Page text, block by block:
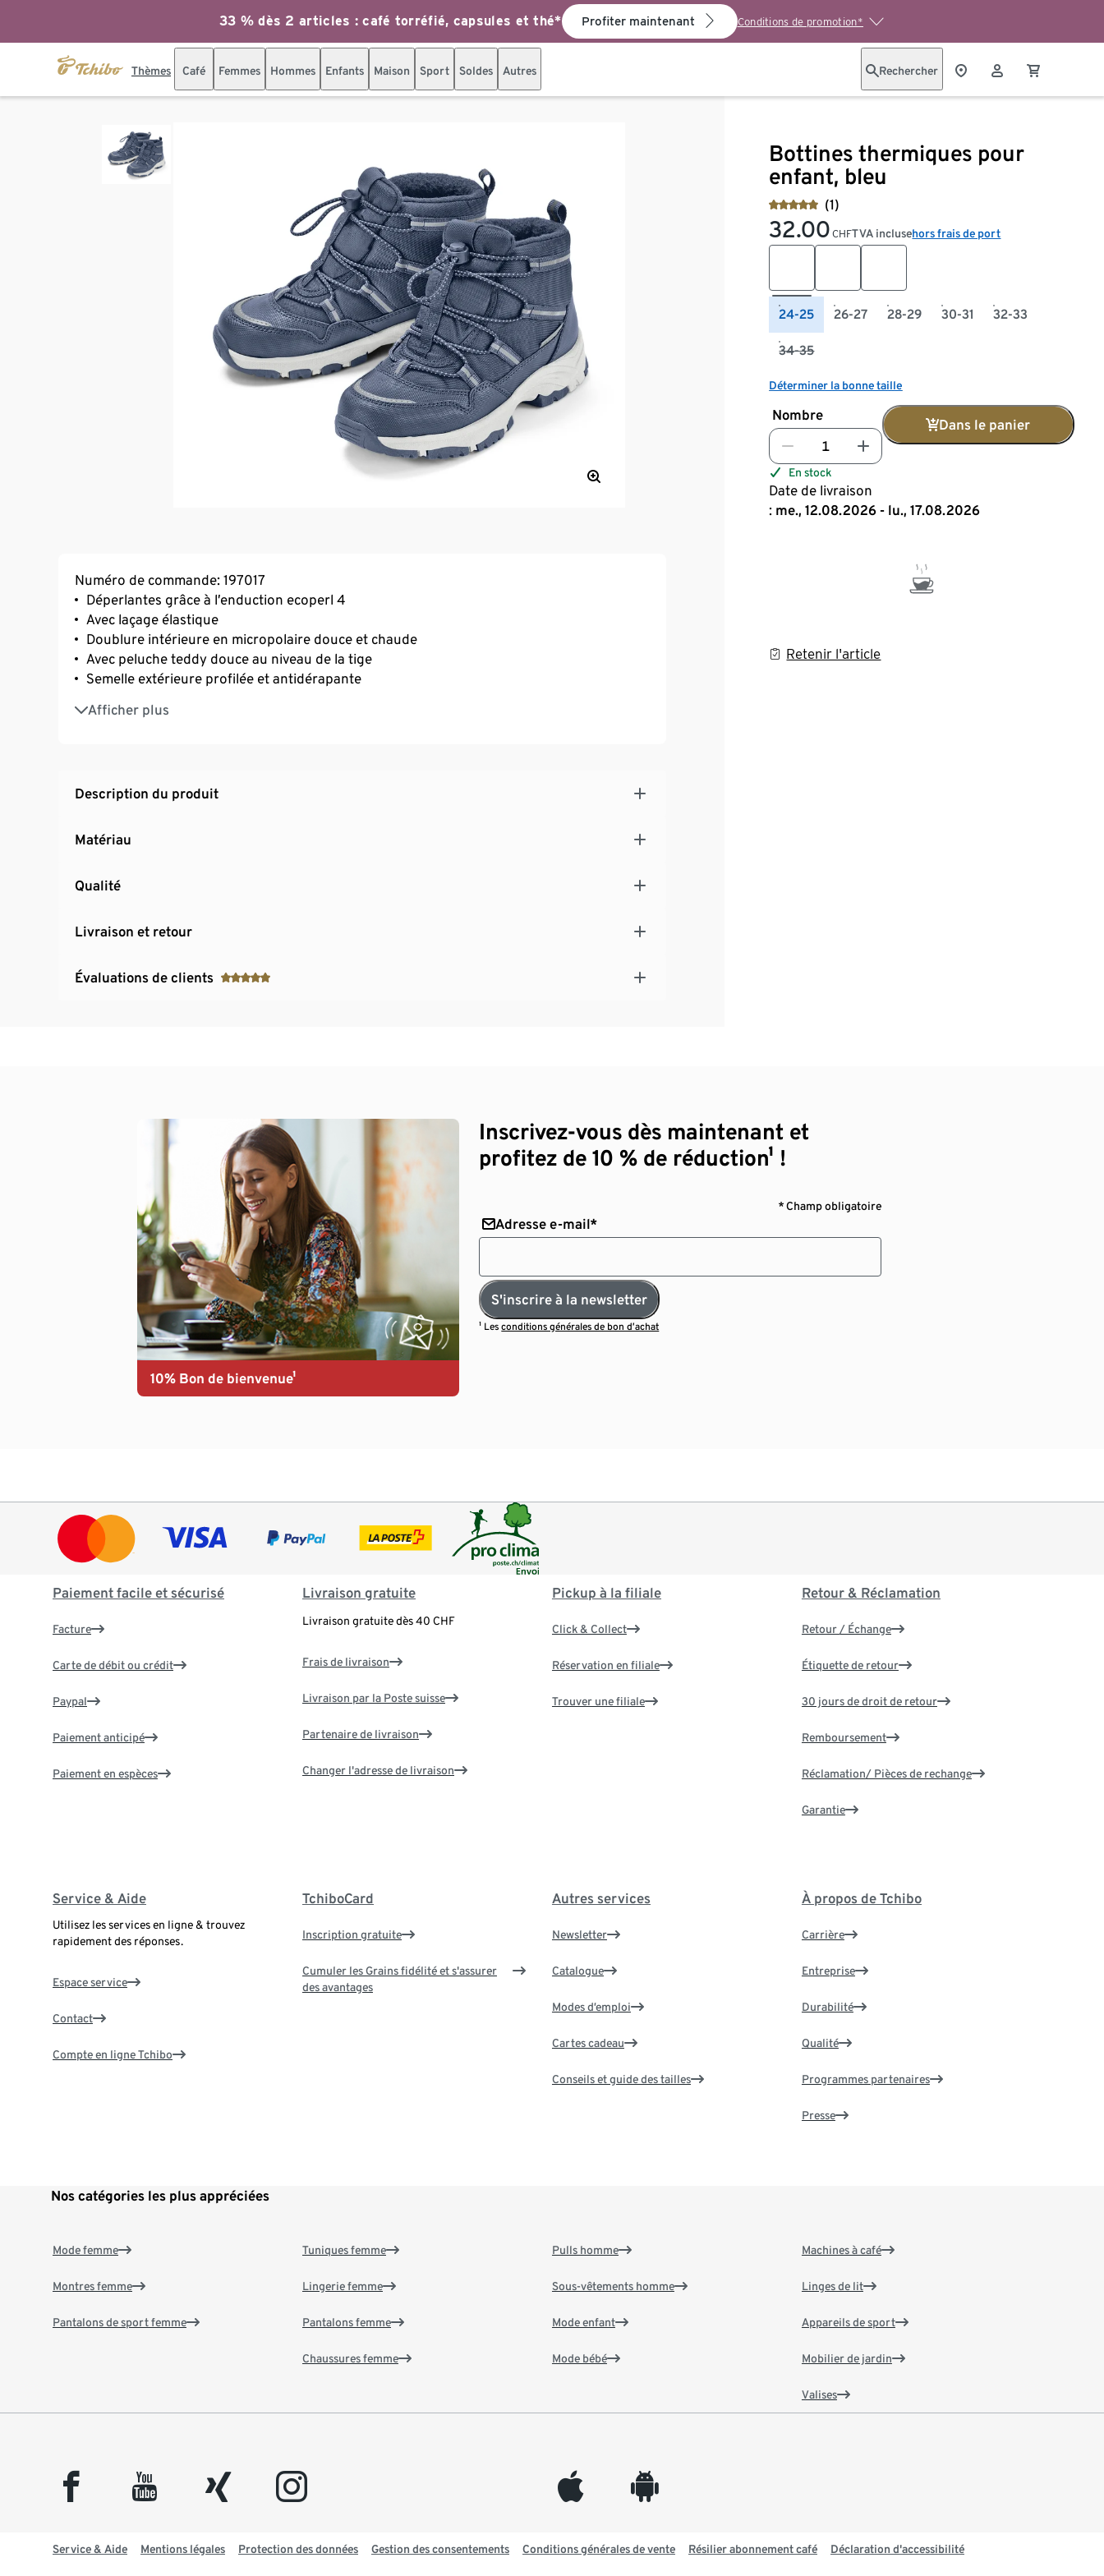
33 % dès 2 articles : café torréfié, capsules et thé* Profiter maintenant Conditions de promotion*
Thèmes Café Femmes Hommes Enfants Maison Sport Soldes Autres Rechercher
Bottines thermiques pour
enfant, bleu
(1)
32.00 CHFTVA inclusehors frais de port
24-25 26-27 28-29 30-31 32-33
34-35
Déterminer la bonne taille
Nombre
Dans le panier
En stock
Date de livraison
: me., 12.08.2026 - lu., 17.08.2026
Retenir l'article
Numéro de commande: 197017
Déperlantes grâce à l’enduction ecoperl 4
Avec laçage élastique
Doublure intérieure en micropolaire douce et chaude
Avec peluche teddy douce au niveau de la tige
Semelle extérieure profilée et antidérapante
Afficher plus
Fonction anti-salissures supplémentaire et déperlante grâce à la membrane intégrée
Semelle intérieure amovible et semelle intérieure supplémentaire pour ajuster la pointure
Description du produit
Matériau
Qualité
Livraison et retour
Évaluations de clients
10% Bon de bienvenue¹
Inscrivez-vous dès maintenant et
profitez de 10 % de réduction¹ !
* Champ obligatoire
Adresse e-mail*
S'inscrire à la newsletter
¹ Lesconditions générales de bon d’achat
Paiement facile et sécurisé
Facture
Carte de débit ou crédit
Paypal
Paiement anticipé
Paiement en espèces
Livraison gratuite
Livraison gratuite dès 40 CHF
Frais de livraison
Livraison par la Poste suisse
Partenaire de livraison
Changer l'adresse de livraison
Pickup à la filiale
Click & Collect
Réservation en filiale
Trouver une filiale
Retour & Réclamation
Retour / Échange
Étiquette de retour
30 jours de droit de retour
Remboursement
Réclamation/ Pièces de rechange
Garantie
Service & Aide
Utilisez les services en ligne & trouvez
rapidement des réponses.
Espace service
Contact
Compte en ligne Tchibo
TchiboCard
Inscription gratuite
Cumuler les Grains fidélité et s'assurer
des avantages
Autres services
Newsletter
Catalogue
Modes d’emploi
Cartes cadeau
Conseils et guide des tailles
À propos de Tchibo
Carrière
Entreprise
Durabilité
Qualité
Programmes partenaires
Presse
Nos catégories les plus appréciées
Mode femme
Montres femme
Pantalons de sport femme
Tuniques femme
Lingerie femme
Pantalons femme
Chaussures femme
Pulls homme
Sous-vêtements homme
Mode enfant
Mode bébé
Machines à café
Linges de lit
Appareils de sport
Mobilier de jardin
Valises
facebook youtube xing instagram appleinc android
Service & Aide Mentions légales Protection des données Gestion des consentements Conditions générales de vente Résilier abonnement café Déclaration d'accessibilité